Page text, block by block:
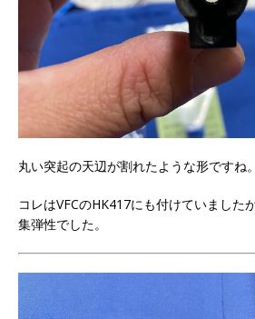
丸い突起の天辺が割れたような形ですね。
コレはVFCのHK417にも付けていました
集弾性でした。